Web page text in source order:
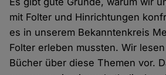
mit Folter und Hinrichtungen
es in unserem Bekanntenkreis
Folter erleben mussten. Wir
Bücher über diese Themen vor.